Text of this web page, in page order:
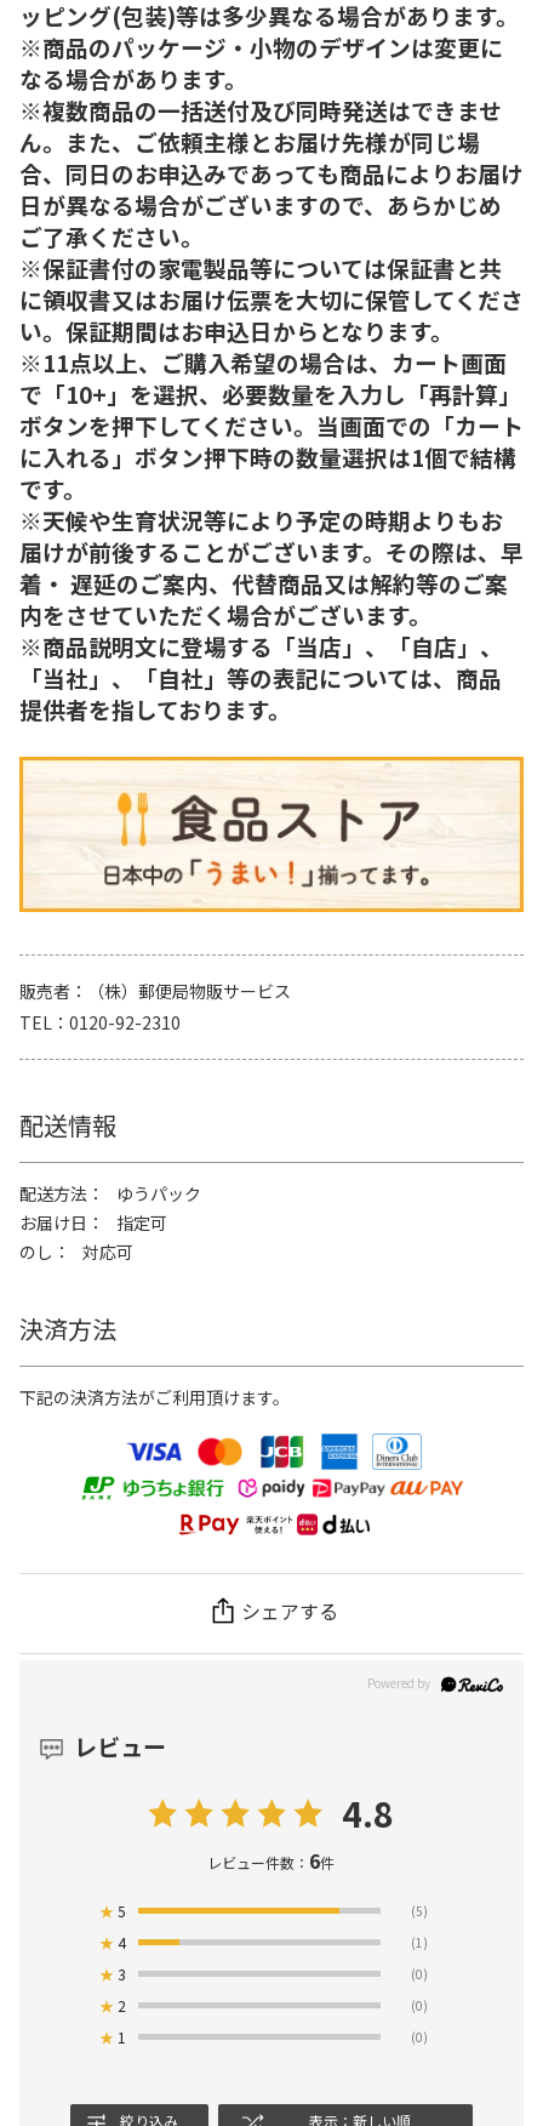
ッピング(包装)等は多少異なる場合があります。
※商品のパッケージ・小物のデザインは変更に
なる場合があります。
※複数商品の一括送付及び同時発送はできませ
ん。また、ご依頼主様とお届け先様が同じ場
合、同日のお申込みであっても商品によりお届け
日が異なる場合がございますので、あらかじめ
ご了承ください。
※保証書付の家電製品等については保証書と共
に領収書又はお届け伝票を大切に保管してくださ
い。保証期間はお申込日からとなります。
※11点以上、ご購入希望の場合は、カート画面
で「10+」を選択、必要数量を入力し「再計算」
ボタンを押下してください。当画面での「カート
に入れる」ボタン押下時の数量選択は1個で結構
です。
※天候や生育状況等により予定の時期よりもお
届けが前後することがございます。その際は、早
着・ 遅延のご案内、代替商品又は解約等のご案
内をさせていただく場合がございます。
※商品説明文に登場する「当店」、「自店」、
「当社」、「自社」等の表記については、商品
提供者を指しております。
販売者
（株）郵便局物販サービス
TEL
0120-92-2310
配送情報
配送方法
ゆうパック
お届け日
指定可
のし
対応可
決済方法
下記の決済方法がご利用頂けます。
シェアする
レビュー
4.8
レビュー件数： 6件
★5 (5)
★4 (1)
★3 (0)
★ 2 (0)
★ 1 (0)
絞り込み 表示：新しい順